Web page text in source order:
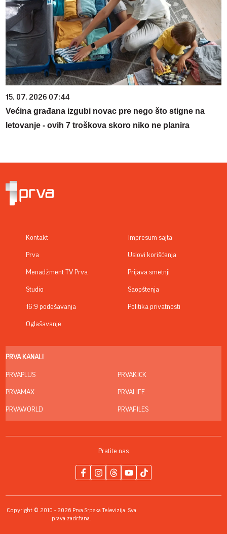
15. 07. 2026 07:44
Većina građana izgubi novac pre nego što stigne na
letovanje - ovih 7 troškova skoro niko ne planira
Kontakt
Prva
Menadžment TV Prva
Studio
16:9 podešavanja
Oglašavanje
Impresum sajta
Uslovi korišćenja
Prijava smetnji
Saopštenja
Politika privatnosti
PRVA KANALI
PRVAPLUS
PRVAMAX
PRVAWORLD
PRVAKICK
PRVALIFE
PRVAFILES
Pratite nas
Copyright © 2010 - 2026 Prva Srpska Televizija. Sva
prava zadržana.